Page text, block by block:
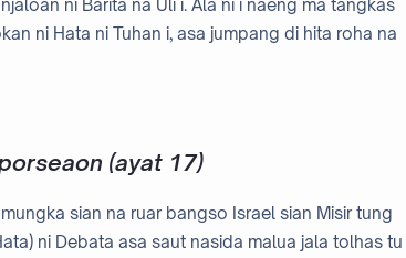
ni Barita na Uli i. Ala ni i naeng ma tangkas
ni Hata ni Tuhan i, asa jumpang di hita roha na
(ayat 17)
sian na ruar bangso Israel sian Misir tung
ni Debata asa saut nasida malua jala tolhas tu